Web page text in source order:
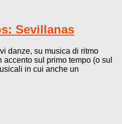
Sevillanas
danze, su musica di ritmo
sul primo tempo (o sul
in cui anche un